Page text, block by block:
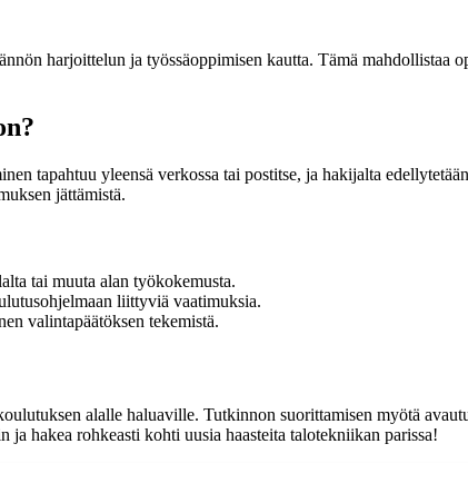
harjoittelun ja työssäoppimisen kautta. Tämä mahdollistaa
tapahtuu yleensä verkossa tai postitse, ja hakijalta
jättämistä.
tai muuta alan työkokemusta.
liittyviä vaatimuksia.
valintapäätöksen tekemistä.
alalle haluaville. Tutkinnon suorittamisen myötä
hakea rohkeasti kohti uusia haasteita talotekniikan parissa!